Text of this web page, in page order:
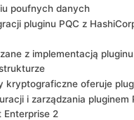
poufnych ⁢danych
pluginu PQC z
z implementacją
kryptograficzne ⁤oferuje
i‍ zarządzania ‌pluginem
Enterprise 2